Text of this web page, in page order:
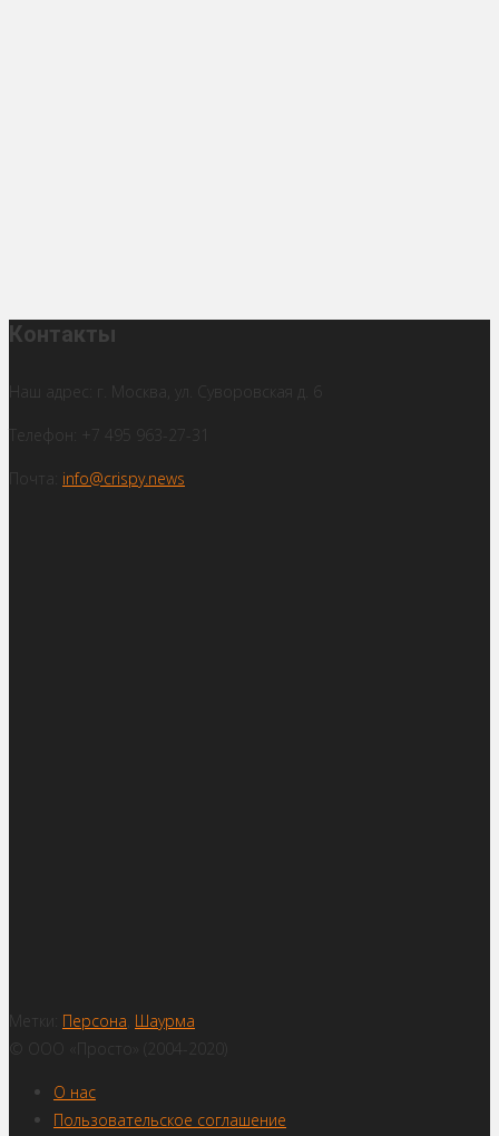
Контакты
Наш адрес: г. Москва, ул. Суворовская д. 6
Телефон: +7 495 963-27-31
Почта: info@crispy.news
Метки: Персона Шаурма
© ООО «Просто» (2004-2020)
О нас
Пользовательское соглашение